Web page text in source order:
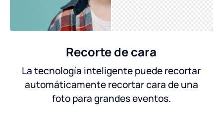
Recorte de cara
La tecnología inteligente puede recortar
automáticamente recortar cara de una
foto para grandes eventos.